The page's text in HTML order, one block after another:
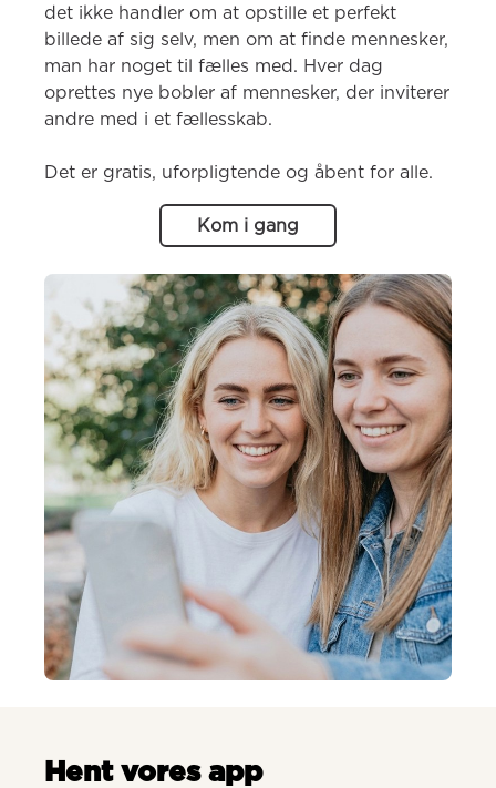
det ikke handler om at opstille et perfekt
billede af sig selv, men om at finde mennesker,
man har noget til fælles med. Hver dag
oprettes nye bobler af mennesker, der inviterer
andre med i et fællesskab.
Det er gratis, uforpligtende og åbent for alle.
Kom i gang
Hent vores app